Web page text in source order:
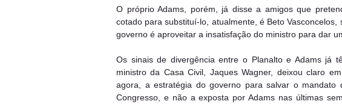
O próprio Adams, porém, já disse a amigos que
cotado para substituí-lo, atualmente, é Beto
governo é aproveitar a insatisfação do ministro para dar
Os sinais de divergência entre o Planalto e Adams já
ministro da Casa Civil, Jaques Wagner, deixou claro
agora, a estratégia do governo para salvar o
Congresso, e não a exposta por Adams nas últimas